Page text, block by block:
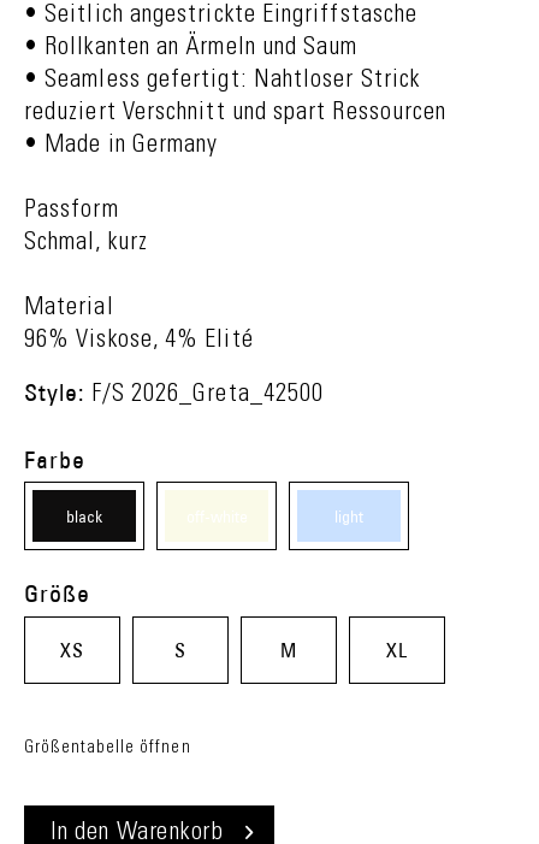
• Seitlich angestrickte Eingriffstasche
• Rollkanten an Ärmeln und Saum
• Seamless gefertigt: Nahtloser Strick
reduziert Verschnitt und spart Ressourcen
• Made in Germany
Passform
Schmal, kurz
Material
96% Viskose, 4% Elité
Style: F/S 2026_Greta_42500
Farbe
black light
(60)
Größe
XS S M XL
Größentabelle öffnen
In den Warenkorb